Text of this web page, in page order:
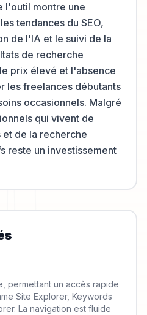
l'outil montre une
tendances du SEO,
de l'IA et le suivi de la
de recherche
prix élevé et l'absence
les freelances débutants
occasionnels. Malgré
qui vivent de
de la recherche
reste un investissement
permettant un accès rapide
Site Explorer, Keywords
La navigation est fluide